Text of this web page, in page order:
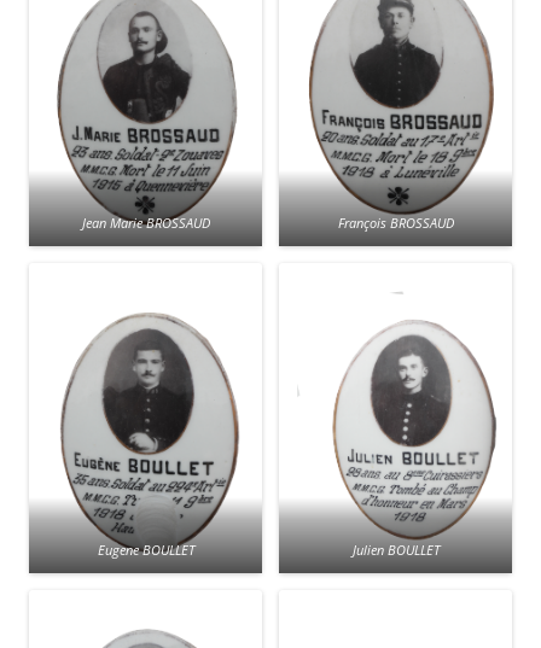
Jean Marie BROSSAUD François BROSSAUD
Eugene BOULLET Julien BOULLET